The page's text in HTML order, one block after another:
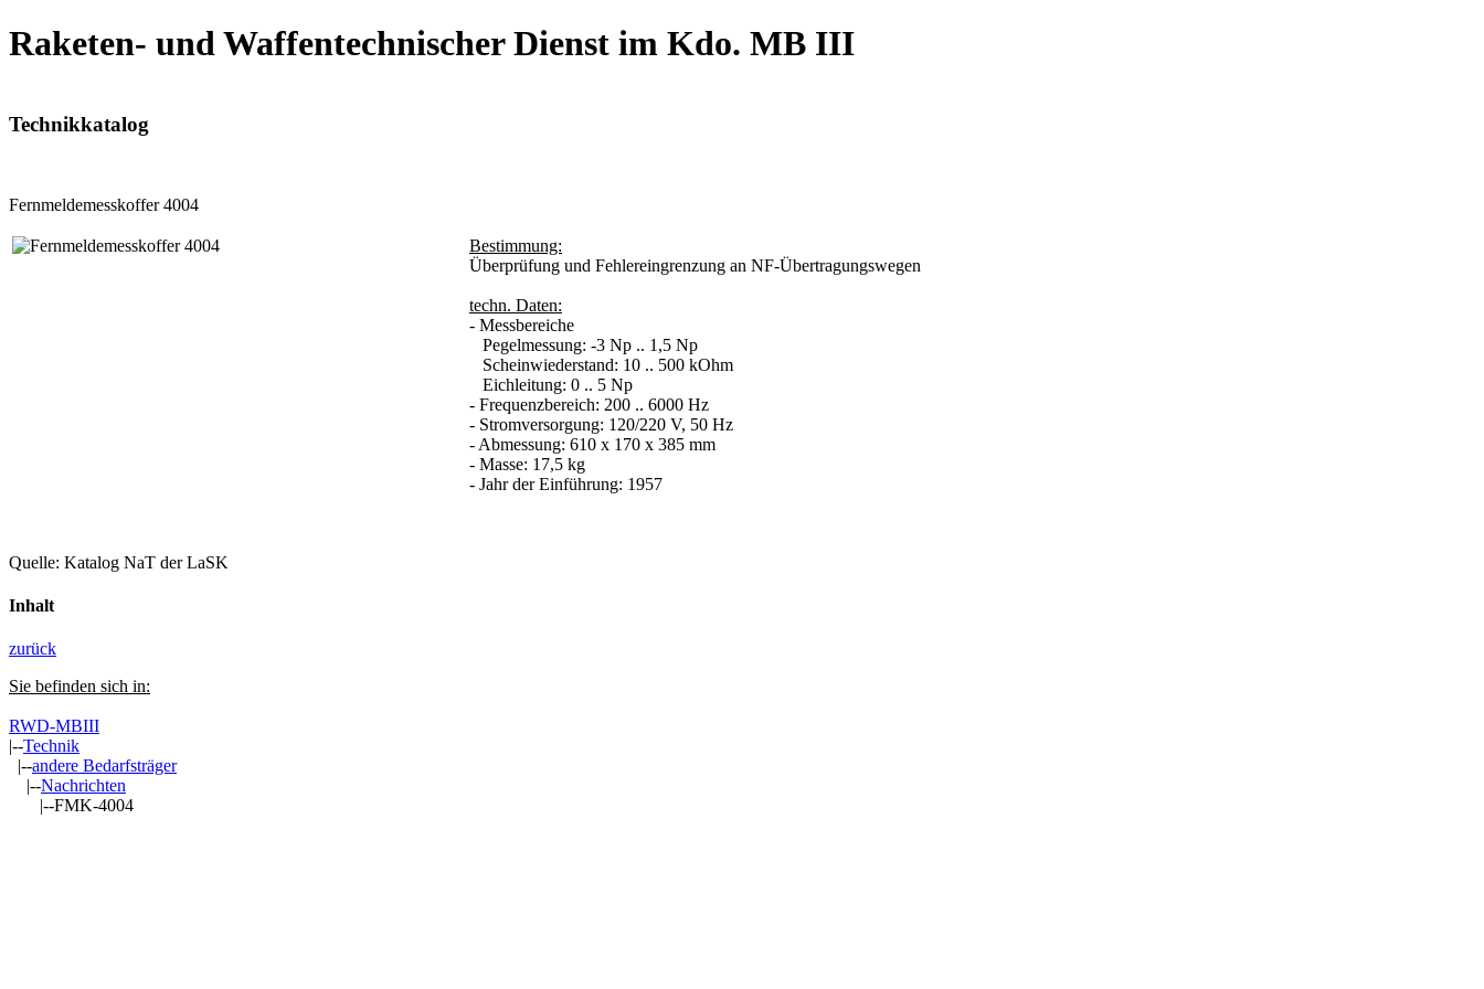
Raketen- und Waffentechnischer Dienst im Kdo. MB III
Technikkatalog
Fernmeldemesskoffer 4004
Bestimmung:
Überprüfung und Fehlereingrenzung an NF-Übertragungswegen
techn. Daten:
- Messbereiche
Pegelmessung: -3 Np .. 1,5 Np
Scheinwiederstand: 10 .. 500 kOhm
Eichleitung: 0 .. 5 Np
- Frequenzbereich: 200 .. 6000 Hz
- Stromversorgung: 120/220 V, 50 Hz
- Abmessung: 610 x 170 x 385 mm
- Masse: 17,5 kg
- Jahr der Einführung: 1957
Quelle: Katalog NaT der LaSK
Inhalt
zurück
Sie befinden sich in:
RWD-MBIII
|--Technik
|--andere Bedarfsträger
|--Nachrichten
|--FMK-4004